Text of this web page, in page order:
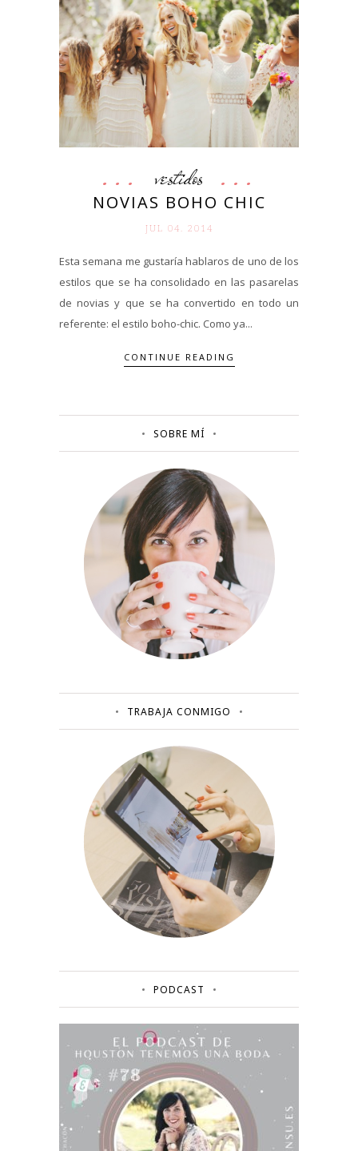
vestidos
NOVIAS BOHO CHIC
JUL 04. 2014
Esta semana me gustaría hablaros de uno de los
estilos que se ha consolidado en las pasarelas
de novias y que se ha convertido en todo un
referente: el estilo boho-chic. Como ya...
CONTINUE READING
SOBRE MÍ
TRABAJA CONMIGO
PODCAST